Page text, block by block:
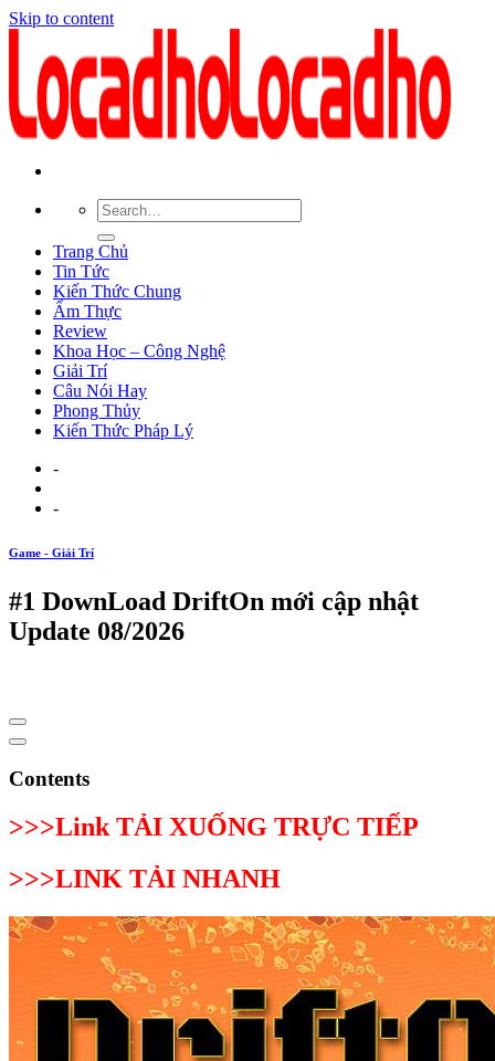
Skip to content
Trang Chủ
Tin Tức
Kiến Thức Chung
Ẩm Thực
Review
Khoa Học – Công Nghệ
Giải Trí
Câu Nói Hay
Phong Thủy
Kiến Thức Pháp Lý
-
-
Game - Giải Trí
#1 DownLoad DriftOn mới cập nhật
Update 08/2026
Contents
>>>Link TẢI XUỐNG TRỰC TIẾP
>>>LINK TẢI NHANH